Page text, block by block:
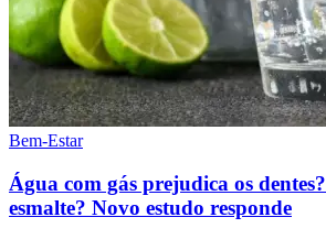
Bem-Estar
Água com gás prejudica os
esmalte? Novo estudo responde